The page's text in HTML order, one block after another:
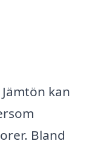
kan
Bland